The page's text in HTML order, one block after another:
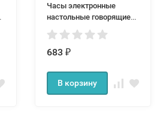
Часы электронные
настольные говорящие
VST 7051
683 ₽
В корзину